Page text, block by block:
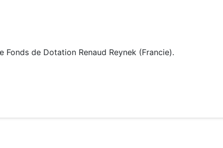
de Dotation Renaud Reynek (Francie).